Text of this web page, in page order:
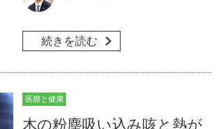
続きを読む
医療と健康
木の粉塵吸い込み咳と熱が